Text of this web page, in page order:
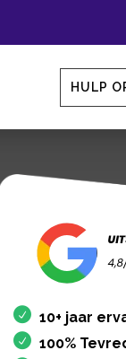
HULP
10+ jaar
100%